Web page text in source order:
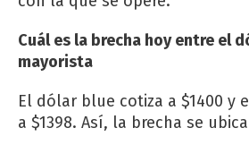
Cuál es la brecha hoy entre el
mayorista
El dólar blue cotiza a $1400 y
a $1398. Así, la brecha se